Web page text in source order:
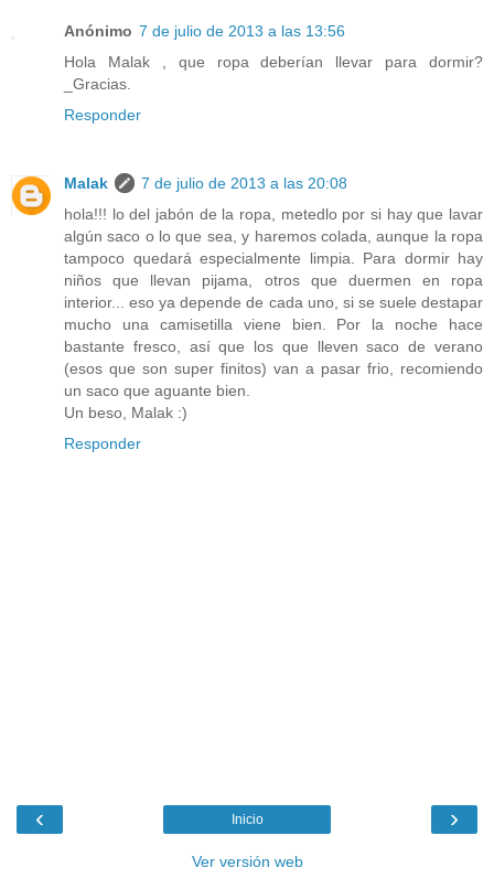
Anónimo 7 de julio de 2013 a las 13:56
Hola Malak , que ropa deberían llevar para dormir?
_Gracias.
Responder
Malak
7 de julio de 2013 a las 20:08
hola!!! lo del jabón de la ropa, metedlo por si hay que lavar
algún saco o lo que sea, y haremos colada, aunque la ropa
tampoco quedará especialmente limpia. Para dormir hay
niños que llevan pijama, otros que duermen en ropa
interior... eso ya depende de cada uno, si se suele destapar
mucho una camisetilla viene bien. Por la noche hace
bastante fresco, así que los que lleven saco de verano
(esos que son super finitos) van a pasar frio, recomiendo
un saco que aguante bien.
Un beso, Malak :)
Responder
‹ ›
Inicio
Ver versión web